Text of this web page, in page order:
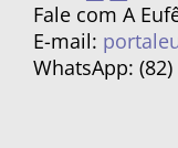
Fale com A
E-mail:
WhatsApp: (82)